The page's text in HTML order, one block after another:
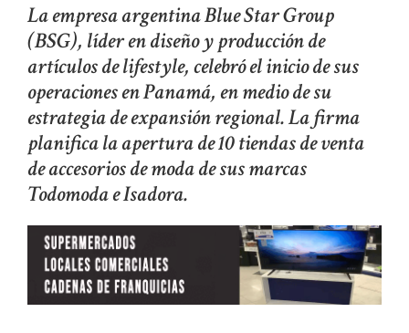
La empresa argentina Blue Star Group
(BSG), líder en diseño y producción de
artículos de lifestyle, celebró el inicio de sus
operaciones en Panamá, en medio de su
estrategia de expansión regional. La firma
planifica la apertura de 10 tiendas de venta
de accesorios de moda de sus marcas
Todomoda e Isadora.